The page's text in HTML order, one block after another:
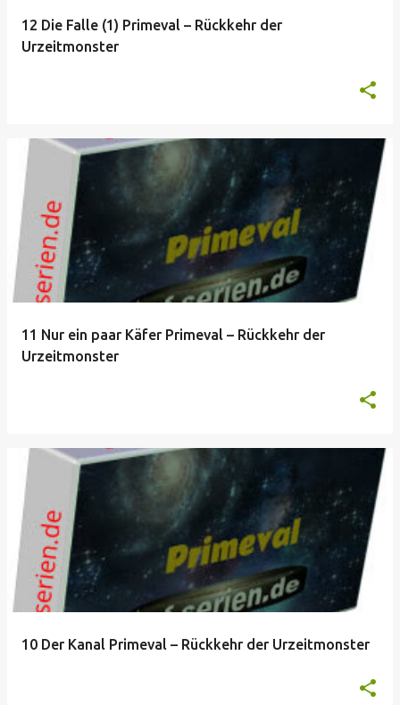
12 Die Falle (1) Primeval – Rückkehr der
Urzeitmonster
11 Nur ein paar Käfer Primeval – Rückkehr der
Urzeitmonster
10 Der Kanal Primeval – Rückkehr der Urzeitmonster